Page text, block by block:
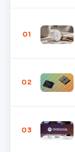
01
02
03